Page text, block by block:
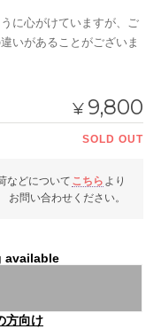
に心がけていますが、ご
いがあることがございま
¥ 9,800
SOLD OUT
などについて こちら より
お問い合わせください。
available
方向け